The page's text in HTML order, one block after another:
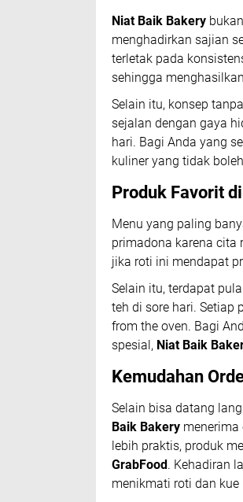
Niat Baik Bakery
menghadirkan sajian
terletak pada
sehingga
Selain itu, konsep
sejalan dengan gaya
hari. Bagi Anda yang
kuliner yang tidak
Produk Favorit
Menu yang paling
primadona karena cita
jika roti ini mendapat
Selain itu, terdapat
teh di sore hari. Setiap
from the oven. Bagi
spesial, Niat Baik
Kemudahan
Selain bisa datang
Baik Bakery
lebih praktis, produk
GrabFood. Kehadiran
menikmati roti dan kue